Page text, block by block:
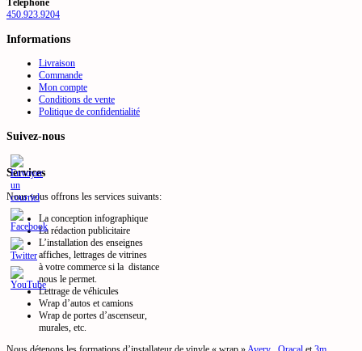
Téléphone
450.923.9204
Informations
Livraison
Commande
Mon compte
Conditions de vente
Politique de confidentialité
Suivez-nous
Services
Nous vous offrons les services suivants:
La conception infographique
La rédaction publicitaire
L’installation des enseignes
affiches, lettrages de vitrines
à votre commerce si la distance
nous le permet.
Lettrage de véhicules
Wrap d’autos et camions
Wrap de portes d’ascenseur,
murales, etc.